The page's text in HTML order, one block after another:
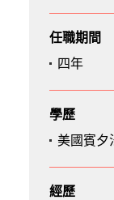
任職期間
四年
學歷
美國賓夕
經歷